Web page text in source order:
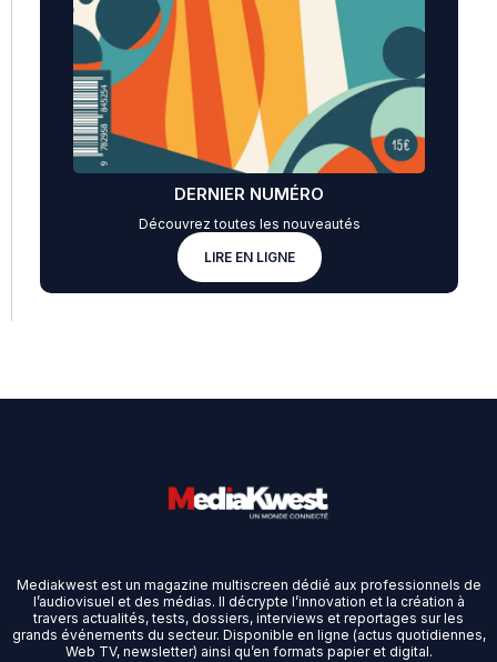
DERNIER NUMÉRO
Découvrez toutes les nouveautés
LIRE EN LIGNE
Mediakwest est un magazine multiscreen dédié aux professionnels de
l’audiovisuel et des médias. Il décrypte l’innovation et la création à
travers actualités, tests, dossiers, interviews et reportages sur les
grands événements du secteur. Disponible en ligne (actus quotidiennes,
Web TV, newsletter) ainsi qu’en formats papier et digital.